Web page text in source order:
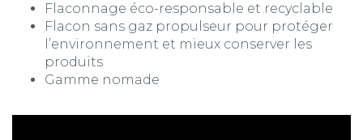
Flaconnage éco-responsable et recyclable
Flacon sans gaz propulseur pour protéger
l’environnement et mieux conserver les
produits
Gamme nomade